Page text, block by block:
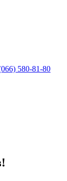
580-81-80